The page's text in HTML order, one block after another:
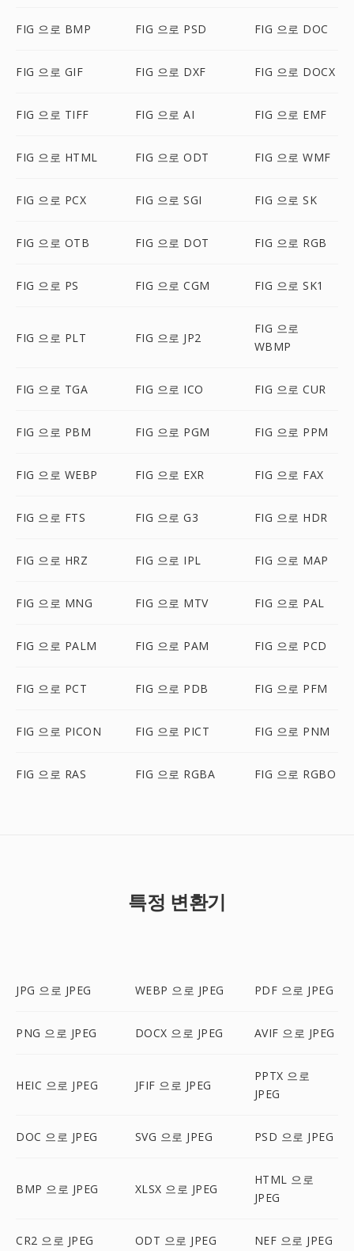
FIG 으로 BMP FIG 으로 PSD FIG 으로 DOC
FIG 으로 GIF FIG 으로 DXF FIG 으로 DOCX
FIG 으로 TIFF FIG 으로 AI FIG 으로 EMF
FIG 으로 HTML FIG 으로 ODT FIG 으로 WMF
FIG 으로 PCX FIG 으로 SGI FIG 으로 SK
FIG 으로 OTB FIG 으로 DOT FIG 으로 RGB
FIG 으로 PS FIG 으로 CGM FIG 으로 SK1
FIG 으로 PLT FIG 으로 JP2
FIG 으로
WBMP
FIG 으로 TGA FIG 으로 ICO FIG 으로 CUR
FIG 으로 PBM FIG 으로 PGM FIG 으로 PPM
FIG 으로 WEBP FIG 으로 EXR FIG 으로 FAX
FIG 으로 FTS FIG 으로 G3 FIG 으로 HDR
FIG 으로 HRZ FIG 으로 IPL FIG 으로 MAP
FIG 으로 MNG FIG 으로 MTV FIG 으로 PAL
FIG 으로 PALM FIG 으로 PAM FIG 으로 PCD
FIG 으로 PCT FIG 으로 PDB FIG 으로 PFM
FIG 으로 PICON FIG 으로 PICT FIG 으로 PNM
FIG 으로 RAS FIG 으로 RGBA FIG 으로 RGBO
특정 변환기
JPG 으로 JPEG WEBP 으로 JPEG PDF 으로 JPEG
PNG 으로 JPEG DOCX 으로 JPEG AVIF 으로 JPEG
HEIC 으로 JPEG JFIF 으로 JPEG
PPTX 으로
JPEG
DOC 으로 JPEG SVG 으로 JPEG PSD 으로 JPEG
BMP 으로 JPEG XLSX 으로 JPEG
HTML 으로
JPEG
CR2 으로 JPEG ODT 으로 JPEG NEF 으로 JPEG